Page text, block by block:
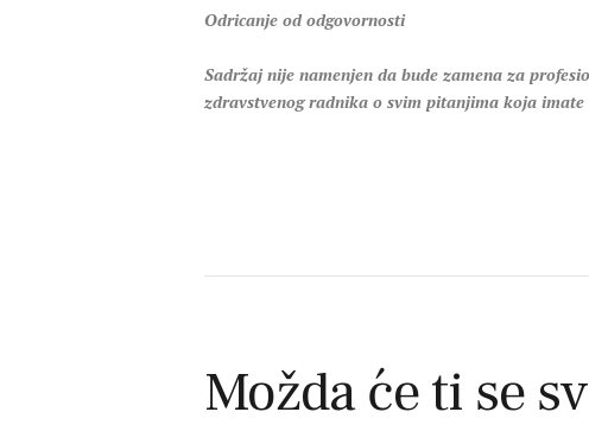
Odricanje od odgovornosti
Sadržaj nije namenjen da bude zamena za
zdravstvenog radnika o svim pitanjima koja imate
Možda će ti se